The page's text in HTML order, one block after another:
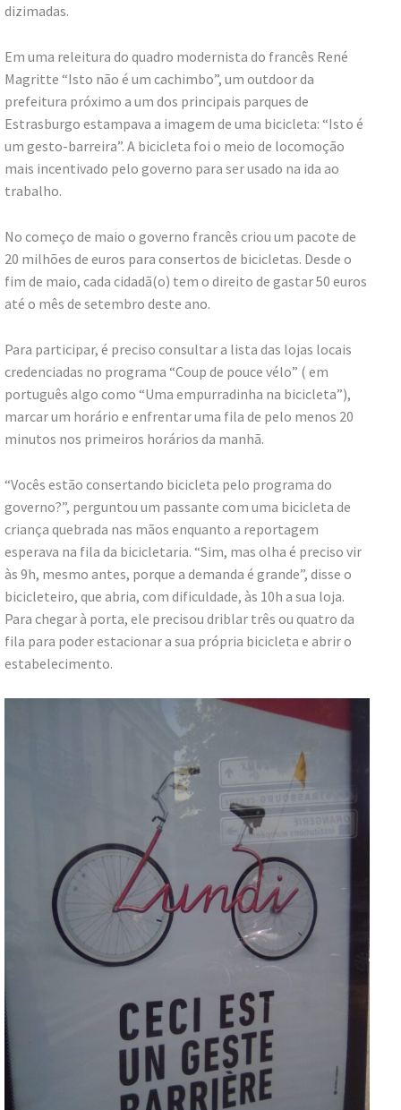
dizimadas.
Em uma releitura do quadro modernista do francês René
Magritte “Isto não é um cachimbo”, um outdoor da
prefeitura próximo a um dos principais parques de
Estrasburgo estampava a imagem de uma bicicleta: “Isto é
um gesto-barreira”. A bicicleta foi o meio de locomoção
mais incentivado pelo governo para ser usado na ida ao
trabalho.
No começo de maio o governo francês criou um pacote de
20 milhões de euros para consertos de bicicletas. Desde o
fim de maio, cada cidadã(o) tem o direito de gastar 50 euros
até o mês de setembro deste ano.
Para participar, é preciso consultar a lista das lojas locais
credenciadas no programa “Coup de pouce vélo” ( em
português algo como “Uma empurradinha na bicicleta”),
marcar um horário e enfrentar uma fila de pelo menos 20
minutos nos primeiros horários da manhã.
“Vocês estão consertando bicicleta pelo programa do
governo?”, perguntou um passante com uma bicicleta de
criança quebrada nas mãos enquanto a reportagem
esperava na fila da bicicletaria. “Sim, mas olha é preciso vir
às 9h, mesmo antes, porque a demanda é grande”, disse o
bicicleteiro, que abria, com dificuldade, às 10h a sua loja.
Para chegar à porta, ele precisou driblar três ou quatro da
fila para poder estacionar a sua própria bicicleta e abrir o
estabelecimento.